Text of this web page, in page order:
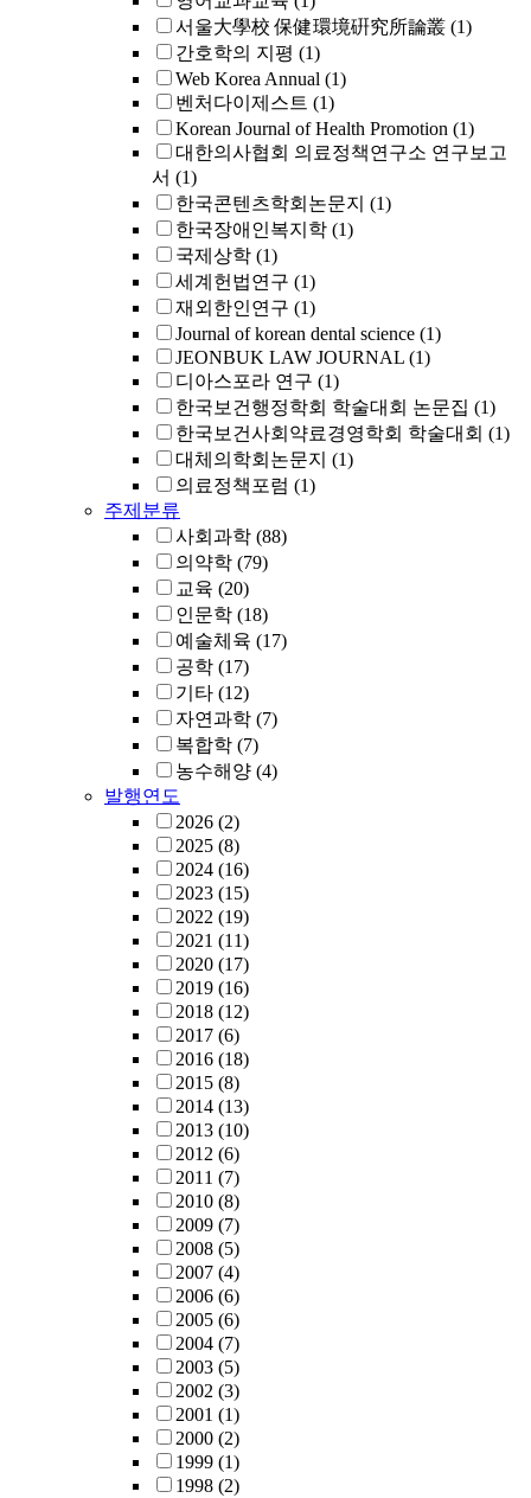
서울大學校 保健環境硏究所論叢 (1)
간호학의 지평 (1)
Web Korea Annual (1)
벤처다이제스트 (1)
Korean Journal of Health Promotion (1)
대한의사협회 의료정책연구소 연구보고
서 (1)
한국콘텐츠학회논문지 (1)
한국장애인복지학 (1)
국제상학 (1)
세계헌법연구 (1)
재외한인연구 (1)
Journal of korean dental science (1)
JEONBUK LAW JOURNAL (1)
디아스포라 연구 (1)
한국보건행정학회 학술대회 논문집 (1)
한국보건사회약료경영학회 학술대회 (1)
대체의학회논문지 (1)
의료정책포럼 (1)
주제분류
사회과학 (88)
의약학 (79)
교육 (20)
인문학 (18)
예술체육 (17)
공학 (17)
기타 (12)
자연과학 (7)
복합학 (7)
농수해양 (4)
발행연도
2026 (2)
2025 (8)
2024 (16)
2023 (15)
2022 (19)
2021 (11)
2020 (17)
2019 (16)
2018 (12)
2017 (6)
2016 (18)
2015 (8)
2014 (13)
2013 (10)
2012 (6)
2011 (7)
2010 (8)
2009 (7)
2008 (5)
2007 (4)
2006 (6)
2005 (6)
2004 (7)
2003 (5)
2002 (3)
2001 (1)
2000 (2)
1999 (1)
1998 (2)